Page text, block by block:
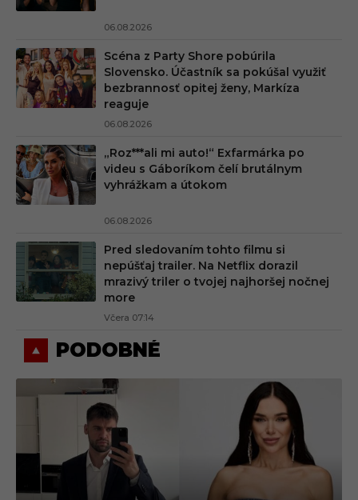
06.08.2026
Scéna z Party Shore pobúrila
Slovensko. Účastník sa pokúšal využiť
bezbrannosť opitej ženy, Markíza
reaguje
06.08.2026
„Roz***ali mi auto!“ Exfarmárka po
videu s Gáboríkom čelí brutálnym
vyhrážkam a útokom
06.08.2026
Pred sledovaním tohto filmu si
nepúšťaj trailer. Na Netflix dorazil
mrazivý triler o tvojej najhoršej nočnej
more
Včera 07:14
PODOBNÉ